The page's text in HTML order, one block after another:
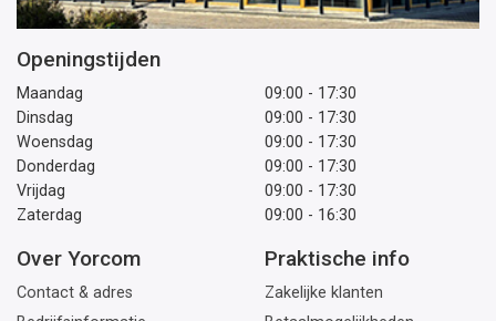
Openingstijden
Maandag
09:00 - 17:30
Dinsdag
09:00 - 17:30
Woensdag
09:00 - 17:30
Donderdag
09:00 - 17:30
Vrijdag
09:00 - 17:30
Zaterdag
09:00 - 16:30
Over Yorcom
Contact & adres
Praktische info
Zakelijke klanten